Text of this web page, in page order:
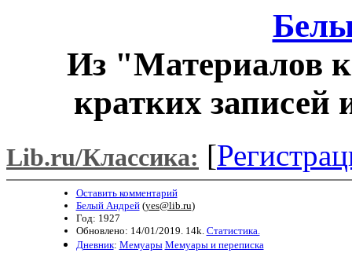
Из "Материалов
кратких записей
Lib.ru/Классика: [
Оставить комментарий
Белый Андрей(yes@lib.ru)
Год: 1927
Обновлено: 14/01/2019. 14k. Статистика.
Дневник: Мемуары Мемуары и переписка